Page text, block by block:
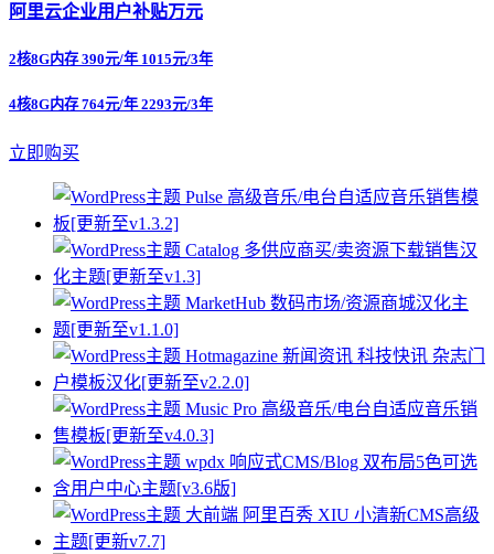
阿里云企业用户补贴万元
2核8G内存 390元/年 1015元/3年
4核8G内存 764元/年 2293元/3年
立即购买